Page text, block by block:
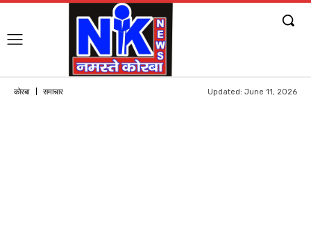
कोरबा समाचार Updated: June 11, 2026